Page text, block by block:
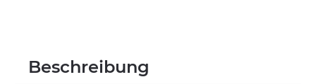
Beschreibung